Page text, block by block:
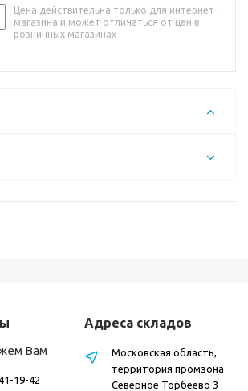
Цена действительна только для интернет-
магазина и может отличаться от цен в
розничных магазинах
Вам
19-42
Адреса складов
Московская область,
территория промзона
Северное Торбеево 3